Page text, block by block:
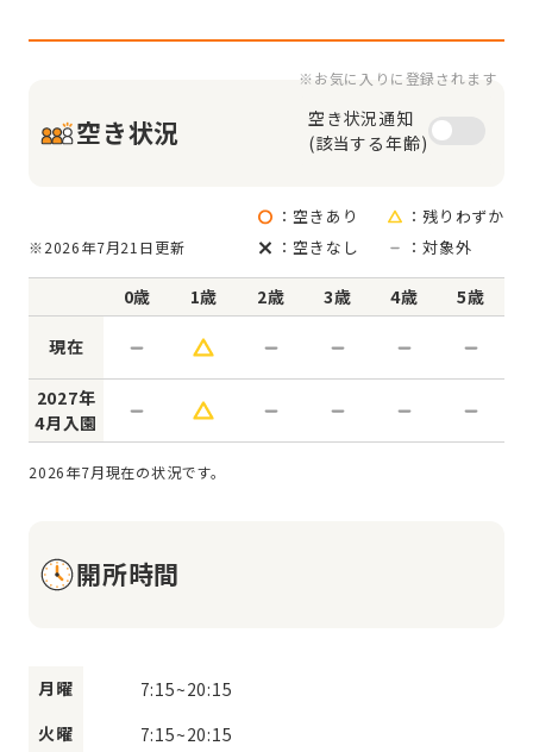
空き状況
※お気に入りに登録されます
空き状況通知
(該当する年齢)
※2026年7月21日更新
：空きあり
：残りわずか
：空きなし
：対象外
0歳 1歳 2歳 3歳 4歳 5歳
現在
2027年
4月入園
2026年7月現在の状況です。
開所時間
月曜 7:15~20:15
火曜
7:15~20:15